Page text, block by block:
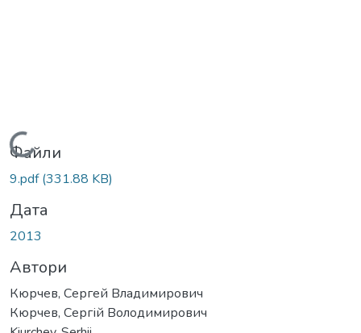
Вантажиться...
Файли
9.pdf(331.88 KB)
Дата
2013
Автори
Кюрчев, Сергей Владимирович
Кюрчев, Сергій Володимирович